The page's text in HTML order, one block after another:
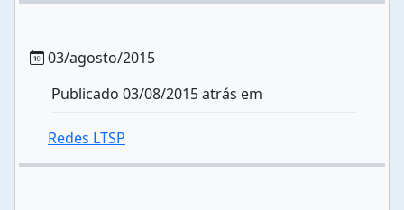
03/agosto/2015
Publicado 03/08/2015 atrás em
Redes LTSP